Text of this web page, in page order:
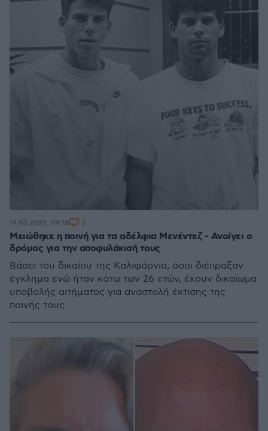
Μειώθηκε η ποινή για τα αδέλφια Μενέντεζ - Ανοίγει ο
δρόμος για την αποφυλάκισή τους
Βάσει του δικαίου της Καλιφόρνια, όσοι διέπραξαν
έγκλημα ενώ ήταν κάτω των 26 ετών, έχουν δικαίωμα
υποβολής αιτήματος για αναστολή έκτισης της
ποινής τους
14.05.2025, 09:18 3